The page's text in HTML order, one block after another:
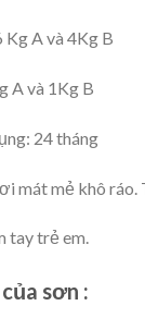
Kg A và 4Kg B
A và 1Kg B
24 tháng
mát mẻ khô ráo.
tay trẻ em.
sơn :